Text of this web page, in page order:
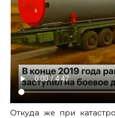
Откуда же при